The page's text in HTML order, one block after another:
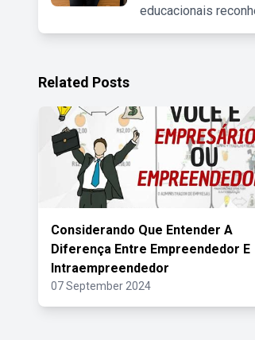
educacionais
Related Posts
Considerando Que Entender A
Diferença Entre Empreendedor E
Intraempreendedor
07 September 2024